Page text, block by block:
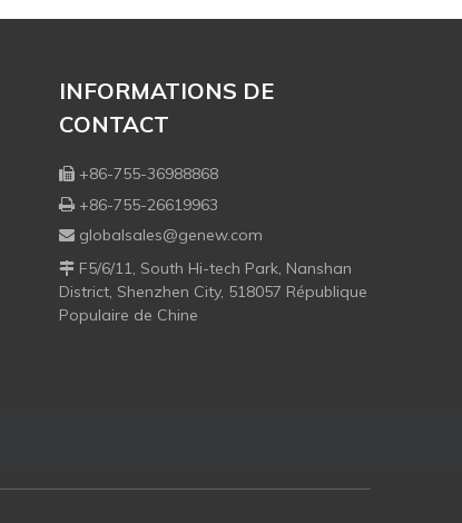
INFORMATIONS DE
CONTACT
 +86-755-36988868
 +86-755-26619963
 globalsales@genew.com
 F5/6/11, South Hi-tech Park, Nanshan
District, Shenzhen City, 518057 République
Populaire de Chine